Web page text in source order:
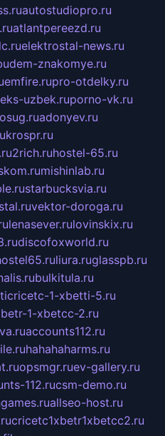
autostudiopro.ru
atlantpereezd.ru
elektrostal-news.ru
znakomye.ru
emfire.rupro-otdelky.ru
uzbek.ruporno-vk.ru
adonyev.ru
krospr.ru
2rich.ruhostel-65.ru
mishinlab.ru
starbucksvia.ru
vektor-doroga.ru
lenasever.rulovinskix.ru
discofoxworld.ru
liura.ruglasspb.ru
bulkitula.ru
1-xbetti-5.ru
1-xbetcc-2.ru
accounts112.ru
hahahaharms.ru
opsmgr.ruev-gallery.ru
112.rucsm-demo.ru
allseo-host.ru
cricetc1xbetr1xbetcc2.ru